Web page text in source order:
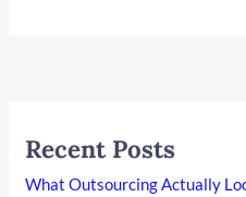
Recent Posts
What Outsourcing Actually